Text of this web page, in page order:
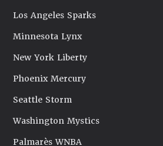
Los Angeles Sparks
Minnesota Lynx
New York Liberty
Phoenix Mercury
Seattle Storm
Washington Mystics
Palmarès WNBA